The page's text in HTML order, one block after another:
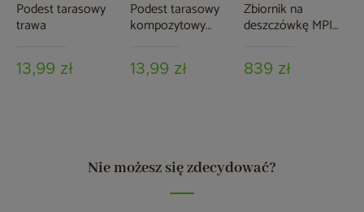
Podest tarasowy
trawa
13,99 zł
Podest tarasowy
kompozytowy
13,99 zł
Zbiornik na
deszczówkę MPI
granitowy
839 zł
Nie możesz się zdecydować?